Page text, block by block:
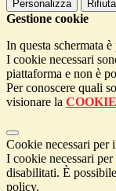
Personalizza
Gestione cookie
In questa schermata
I cookie necessari
piattaforma e non è
Per conoscere quali
visionare la
Cookie necessari per
I cookie necessari
disabilitati. È
policy.